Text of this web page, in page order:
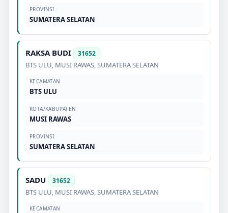
PROVINSI
SUMATERA SELATAN
RAKSA BUDI 31652
BTS ULU, MUSI RAWAS,SUMATERA SELATAN
KECAMATAN
BTS ULU
KOTA/KABUPATEN
MUSI RAWAS
PROVINSI
SUMATERA SELATAN
SADU 31652
BTS ULU, MUSI RAWAS,SUMATERA SELATAN
KECAMATAN